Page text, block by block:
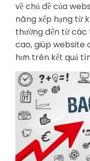
về chủ đề của
năng xếp hạng từ
thường đến từ
cao, giúp website
hơn trên kết quả